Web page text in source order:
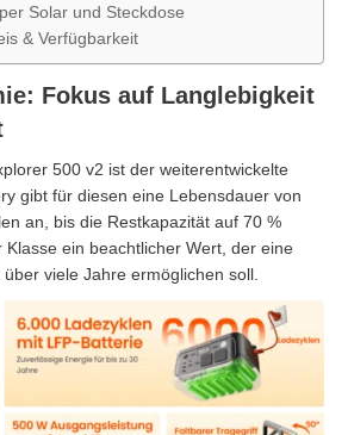
Solar und Steckdose
& Verfügbarkeit
Fokus auf Langlebigkeit
500 v2 ist der weiterentwickelte
gibt für diesen eine Lebensdauer von
an, bis die Restkapazität auf 70 %
Klasse ein beachtlicher Wert, der eine
viele Jahre ermöglichen soll.